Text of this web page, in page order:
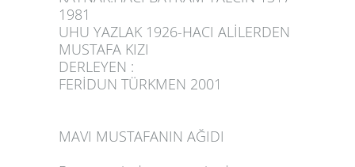
1981
UHU YAZLAK 1926-HACI ALİLERDEN
MUSTAFA KIZI
DERLEYEN :
FERİDUN TÜRKMEN 2001
MAVI MUSTAFANIN AĞIDI